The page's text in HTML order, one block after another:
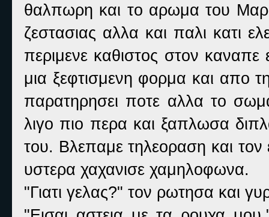
θαλπωρη και το αρωμα του
ζεστασιας αλλα και παλι κατι
περιμενε καθιστος στον
μια ξεφτισμενη φορμα και απο
παρατηρησει ποτε αλλα το
λιγο πιο περα και ξαπλωσα
του. Βλεπαμε τηλεοραση και τον
υστερα χαχανισε χαμηλοφωνα.
"Γιατι γελας?" τον ρωτησα και